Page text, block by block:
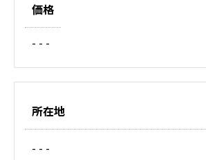
価格
- - -
所在地
- - -